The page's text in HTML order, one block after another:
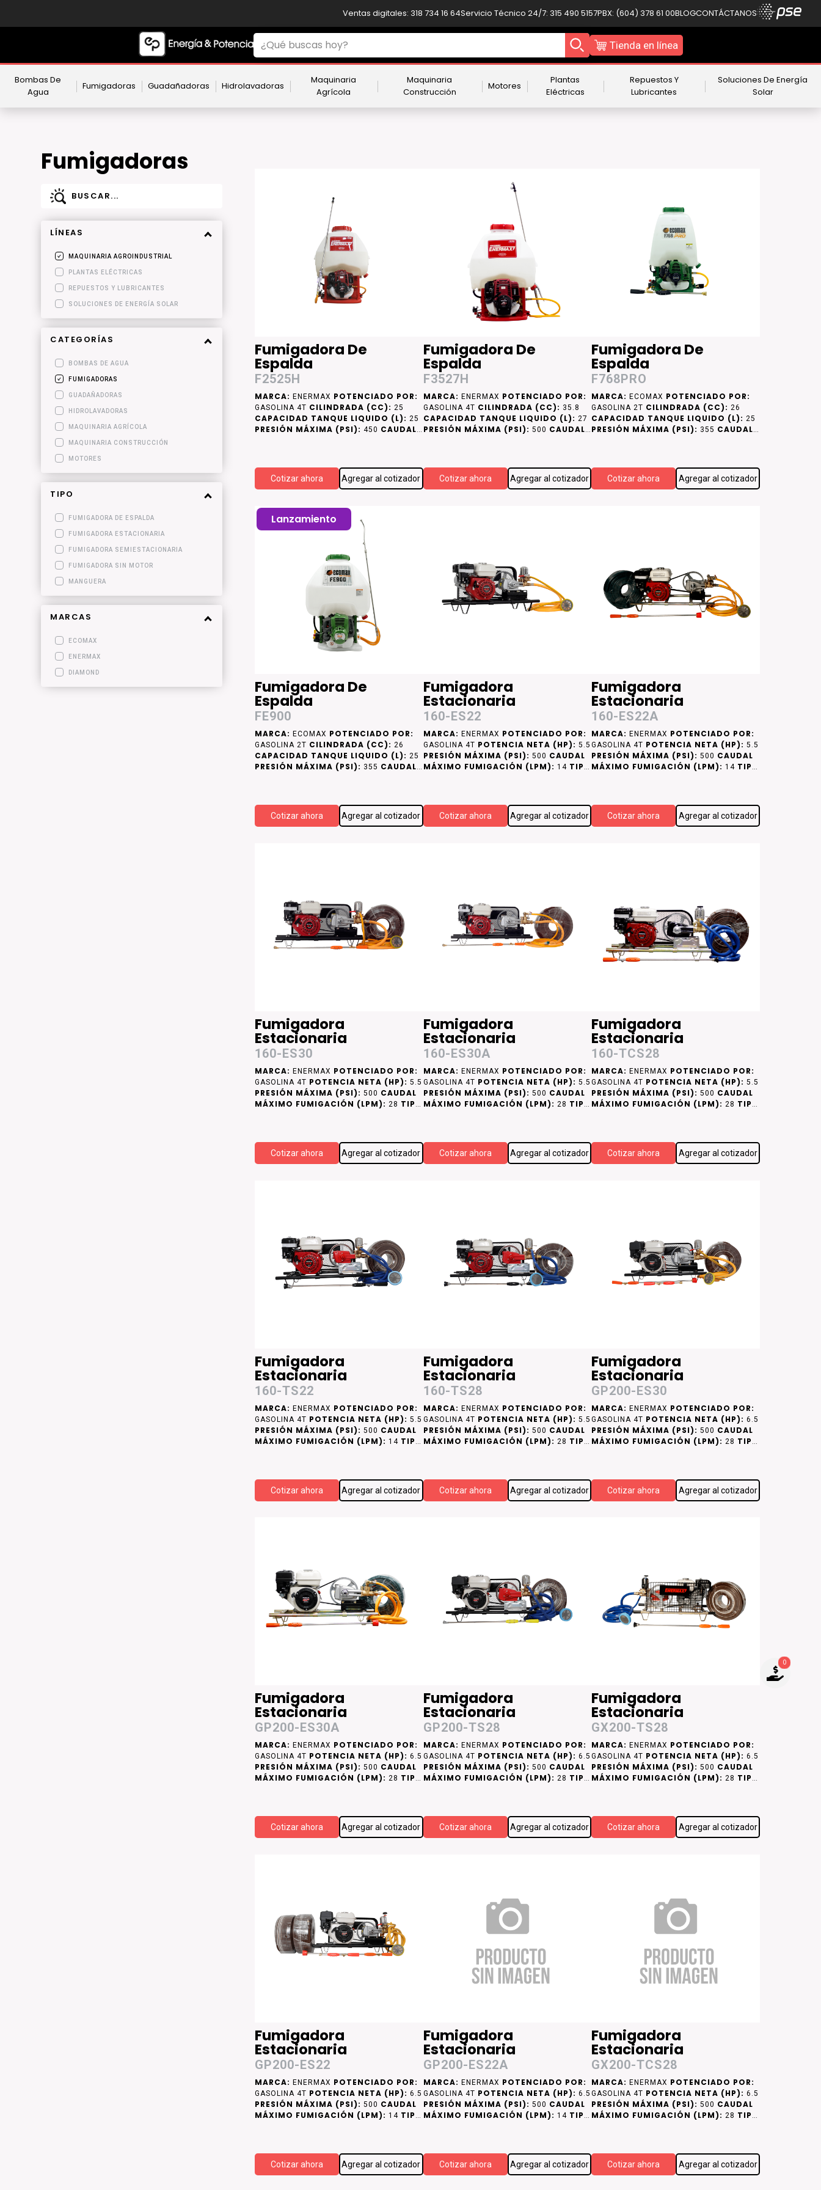
Ventas digitales: 318 734 16 64Servicio Técnico 24/7: 315 490 5157PBX: (604) 378 61 00BLOGCONTÁCTANOS
Tienda en línea
Bombas De
Agua
Fumigadoras Guadañadoras Hidrolavadoras
Maquinaria
Agrícola
Maquinaria
Construcción
Motores
Plantas
Eléctricas
Repuestos Y
Lubricantes
Soluciones De Energía
Solar
0
NO TIENES PRODUCTOS PARA
COTIZAR
Fumigadoras
LÍNEAS
MAQUINARIA AGROINDUSTRIAL
PLANTAS ELÉCTRICAS
REPUESTOS Y LUBRICANTES
SOLUCIONES DE ENERGÍA SOLAR
CATEGORÍAS
BOMBAS DE AGUA
FUMIGADORAS
GUADAÑADORAS
HIDROLAVADORAS
MAQUINARIA AGRÍCOLA
MAQUINARIA CONSTRUCCIÓN
MOTORES
TIPO
FUMIGADORA DE ESPALDA
FUMIGADORA ESTACIONARIA
FUMIGADORA SEMIESTACIONARIA
FUMIGADORA SIN MOTOR
MANGUERA
MARCAS
ECOMAX
ENERMAX
DIAMOND
Fumigadora De
Espalda
F2525H
MARCA: ENERMAX POTENCIADO POR:
GASOLINA 4T CILINDRADA (CC): 25
CAPACIDAD TANQUE LIQUIDO (L): 25
PRESIÓN MÁXIMA (PSI): 450 CAUDAL
Cotizar ahora Agregar al cotizador
Fumigadora De
Espalda
F3527H
MARCA: ENERMAX POTENCIADO POR:
GASOLINA 4T CILINDRADA (CC): 35.8
CAPACIDAD TANQUE LIQUIDO (L): 27
PRESIÓN MÁXIMA (PSI): 500 CAUDAL
Cotizar ahora Agregar al cotizador
Fumigadora De
Espalda
F768PRO
MARCA: ECOMAX POTENCIADO POR:
GASOLINA 2T CILINDRADA (CC): 26
CAPACIDAD TANQUE LIQUIDO (L): 25
PRESIÓN MÁXIMA (PSI): 355 CAUDAL
Cotizar ahora Agregar al cotizador
Lanzamiento
Fumigadora De
Espalda
FE900
MARCA: ECOMAX POTENCIADO POR:
GASOLINA 2T CILINDRADA (CC): 26
CAPACIDAD TANQUE LIQUIDO (L): 25
PRESIÓN MÁXIMA (PSI): 355 CAUDAL
Cotizar ahora Agregar al cotizador
Fumigadora
Estacionaria
160-ES22
MARCA: ENERMAX POTENCIADO POR:
GASOLINA 4T POTENCIA NETA (HP): 5.5
PRESIÓN MÁXIMA (PSI): 500 CAUDAL
MÁXIMO FUMIGACIÓN (LPM): 14 TIPO
Cotizar ahora Agregar al cotizador
Fumigadora
Estacionaria
160-ES22A
MARCA: ENERMAX POTENCIADO POR:
GASOLINA 4T POTENCIA NETA (HP): 5.5
PRESIÓN MÁXIMA (PSI): 500 CAUDAL
MÁXIMO FUMIGACIÓN (LPM): 14 TIPO
Cotizar ahora Agregar al cotizador
Fumigadora
Estacionaria
160-ES30
MARCA: ENERMAX POTENCIADO POR:
GASOLINA 4T POTENCIA NETA (HP): 5.5
PRESIÓN MÁXIMA (PSI): 500 CAUDAL
MÁXIMO FUMIGACIÓN (LPM): 28 TIPO
Cotizar ahora Agregar al cotizador
Fumigadora
Estacionaria
160-ES30A
MARCA: ENERMAX POTENCIADO POR:
GASOLINA 4T POTENCIA NETA (HP): 5.5
PRESIÓN MÁXIMA (PSI): 500 CAUDAL
MÁXIMO FUMIGACIÓN (LPM): 28 TIPO
Cotizar ahora Agregar al cotizador
Fumigadora
Estacionaria
160-TCS28
MARCA: ENERMAX POTENCIADO POR:
GASOLINA 4T POTENCIA NETA (HP): 5.5
PRESIÓN MÁXIMA (PSI): 500 CAUDAL
MÁXIMO FUMIGACIÓN (LPM): 28 TIPO
Cotizar ahora Agregar al cotizador
Fumigadora
Estacionaria
160-TS22
MARCA: ENERMAX POTENCIADO POR:
GASOLINA 4T POTENCIA NETA (HP): 5.5
PRESIÓN MÁXIMA (PSI): 500 CAUDAL
MÁXIMO FUMIGACIÓN (LPM): 14 TIPO
Cotizar ahora Agregar al cotizador
Fumigadora
Estacionaria
160-TS28
MARCA: ENERMAX POTENCIADO POR:
GASOLINA 4T POTENCIA NETA (HP): 5.5
PRESIÓN MÁXIMA (PSI): 500 CAUDAL
MÁXIMO FUMIGACIÓN (LPM): 28 TIPO
Cotizar ahora Agregar al cotizador
Fumigadora
Estacionaria
GP200-ES30
MARCA: ENERMAX POTENCIADO POR:
GASOLINA 4T POTENCIA NETA (HP): 6.5
PRESIÓN MÁXIMA (PSI): 500 CAUDAL
MÁXIMO FUMIGACIÓN (LPM): 28 TIPO
Cotizar ahora Agregar al cotizador
Fumigadora
Estacionaria
GP200-ES30A
MARCA: ENERMAX POTENCIADO POR:
GASOLINA 4T POTENCIA NETA (HP): 6.5
PRESIÓN MÁXIMA (PSI): 500 CAUDAL
MÁXIMO FUMIGACIÓN (LPM): 28 TIPO
Cotizar ahora Agregar al cotizador
Fumigadora
Estacionaria
GP200-TS28
MARCA: ENERMAX POTENCIADO POR:
GASOLINA 4T POTENCIA NETA (HP): 6.5
PRESIÓN MÁXIMA (PSI): 500 CAUDAL
MÁXIMO FUMIGACIÓN (LPM): 28 TIPO
Cotizar ahora Agregar al cotizador
Fumigadora
Estacionaria
GX200-TS28
MARCA: ENERMAX POTENCIADO POR:
GASOLINA 4T POTENCIA NETA (HP): 6.5
PRESIÓN MÁXIMA (PSI): 500 CAUDAL
MÁXIMO FUMIGACIÓN (LPM): 28 TIPO
Cotizar ahora Agregar al cotizador
Fumigadora
Estacionaria
GP200-ES22
MARCA: ENERMAX POTENCIADO POR:
GASOLINA 4T POTENCIA NETA (HP): 6.5
PRESIÓN MÁXIMA (PSI): 500 CAUDAL
MÁXIMO FUMIGACIÓN (LPM): 14 TIPO
Cotizar ahora Agregar al cotizador
Fumigadora
Estacionaria
GP200-ES22A
MARCA: ENERMAX POTENCIADO POR:
GASOLINA 4T POTENCIA NETA (HP): 6.5
PRESIÓN MÁXIMA (PSI): 500 CAUDAL
MÁXIMO FUMIGACIÓN (LPM): 14 TIPO
Cotizar ahora Agregar al cotizador
Fumigadora
Estacionaria
GX200-TCS28
MARCA: ENERMAX POTENCIADO POR:
GASOLINA 4T POTENCIA NETA (HP): 6.5
PRESIÓN MÁXIMA (PSI): 500 CAUDAL
MÁXIMO FUMIGACIÓN (LPM): 28 TIPO
Cotizar ahora Agregar al cotizador